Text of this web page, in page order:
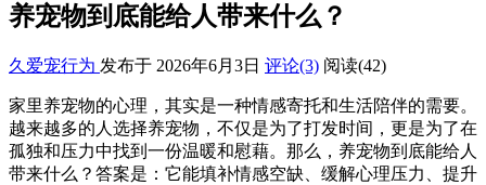
养宠物到底能给人带来什么？
久爱宠行为 发布于 2026年6月3日 评论(3) 阅读(42)
家里养宠物的心理，其实是一种情感寄托和生活陪伴的需要。
越来越多的人选择养宠物，不仅是为了打发时间，更是为了在
孤独和压力中找到一份温暖和慰藉。那么，养宠物到底能给人
带来什么？答案是：它能填补情感空缺、缓解心理压力、提升